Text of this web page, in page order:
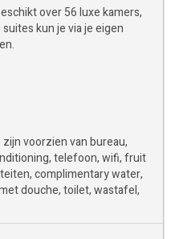
over 56 luxe kamers,
kun je via je eigen
voorzien van bureau,
telefoon, wifi, fruit
complimentary water,
douche, toilet, wastafel,